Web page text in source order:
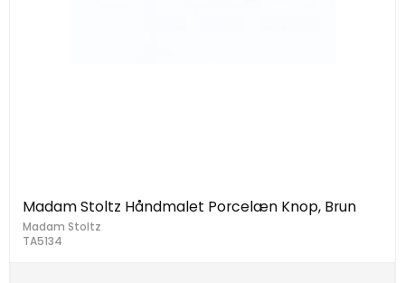
Madam Stoltz Håndmalet Porcelæn Knop, Brun
Madam Stoltz
TA5134